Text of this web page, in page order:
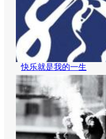
快乐就是我的一生